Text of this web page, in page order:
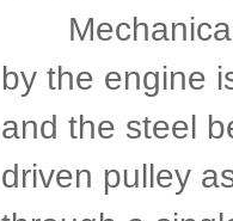
Mechanical
by the engine
and the steel
driven pulley